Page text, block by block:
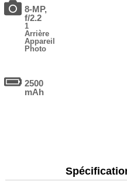
8-MP,
f/2.2
1
Arrière
Appareil
Photo
2500
mAh